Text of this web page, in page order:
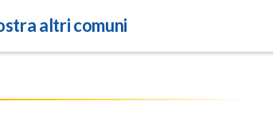
altri comuni